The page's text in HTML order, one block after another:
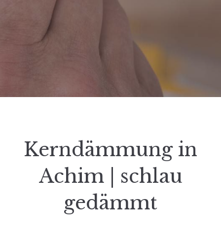
Kerndämmung in
Achim | schlau
gedämmt